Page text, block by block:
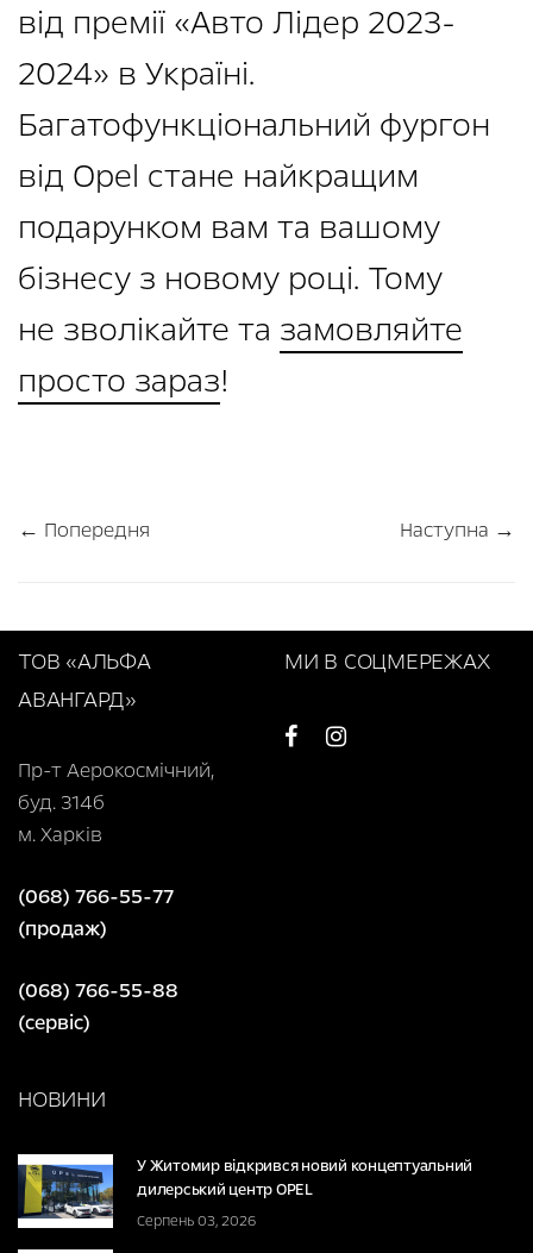
від премії «Авто Лідер 2023-
2024» в Україні.
Багатофункціональний фургон
від Opel стане найкращим
подарунком вам та вашому
бізнесу з новому році. Тому
не зволікайте та замовляйте
просто зараз!
← Попередня Наступна →
ТОВ «АЛЬФА
АВАНГАРД»
Пр-т Аерокосмічний,
буд. 314б
м. Харків
(068) 766-55-77
(продаж)
(068) 766-55-88
(сервіс)
МИ В СОЦМЕРЕЖАХ
НОВИНИ
У Житомир відкрився новий концептуальний
дилерський центр OPEL
Серпень 03, 2026